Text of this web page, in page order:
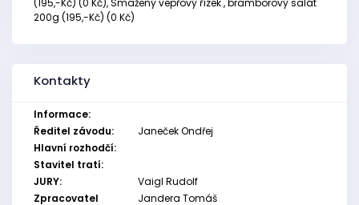
(195,-Kč) (0 Kč), Smažený vepřový řízek , bramborový salát
200g (195,-Kč) (0 Kč)
Kontakty
Informace:
Ředitel závodu:
Janeček Ondřej
Hlavní rozhodčí:
Stavitel tratí:
JURY:
Vaigl Rudolf
Zpracovatel
Jandera Tomáš